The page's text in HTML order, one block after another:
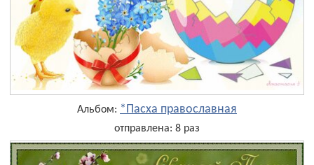
Альбом: *Пасха православная
отправлена: 8 раз